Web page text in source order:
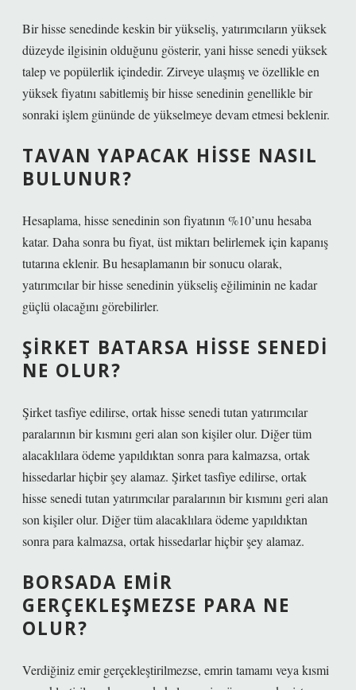
Bir hisse senedinde keskin bir yükseliş, yatırımcıların yüksek
düzeyde ilgisinin olduğunu gösterir, yani hisse senedi yüksek
talep ve popülerlik içindedir. Zirveye ulaşmış ve özellikle en
yüksek fiyatını sabitlemiş bir hisse senedinin genellikle bir
sonraki işlem gününde de yükselmeye devam etmesi beklenir.
TAVAN YAPACAK HISSE NASIL
BULUNUR?
Hesaplama, hisse senedinin son fiyatının %10’unu hesaba
katar. Daha sonra bu fiyat, üst miktarı belirlemek için kapanış
tutarına eklenir. Bu hesaplamanın bir sonucu olarak,
yatırımcılar bir hisse senedinin yükseliş eğiliminin ne kadar
güçlü olacağını görebilirler.
ŞIRKET BATARSA HISSE SENEDI
NE OLUR?
Şirket tasfiye edilirse, ortak hisse senedi tutan yatırımcılar
paralarının bir kısmını geri alan son kişiler olur. Diğer tüm
alacaklılara ödeme yapıldıktan sonra para kalmazsa, ortak
hissedarlar hiçbir şey alamaz. Şirket tasfiye edilirse, ortak
hisse senedi tutan yatırımcılar paralarının bir kısmını geri alan
son kişiler olur. Diğer tüm alacaklılara ödeme yapıldıktan
sonra para kalmazsa, ortak hissedarlar hiçbir şey alamaz.
BORSADA EMIR
GERÇEKLEŞMEZSE PARA NE
OLUR?
Verdiğiniz emir gerçekleştirilmezse, emrin tamamı veya kısmi